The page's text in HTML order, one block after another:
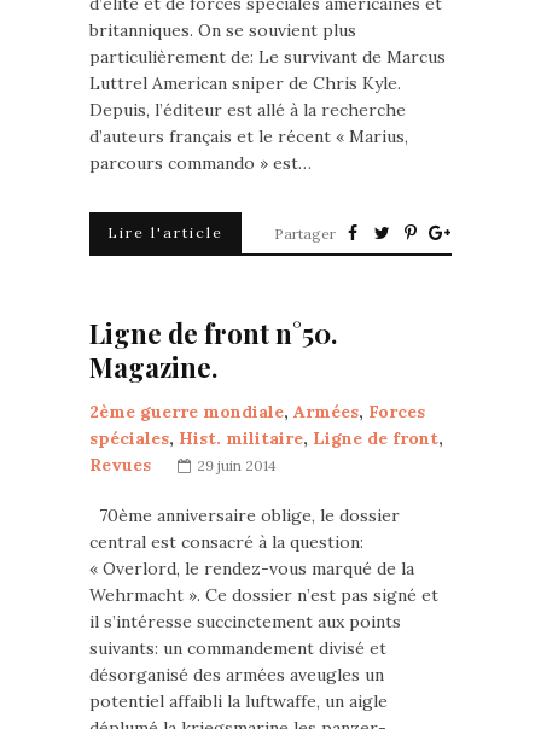
britanniques. On se souvient plus
particulièrement de: Le survivant de Marcus
Luttrel American sniper de Chris Kyle.
Depuis, l’éditeur est allé à la recherche
d’auteurs français et le récent « Marius,
parcours commando » est…
Lire l'article Partager
Ligne de front n°50.
Magazine.
2ème guerre mondiale, Armées, Forces
spéciales, Hist. militaire, Ligne de front,
Revues
29 juin 2014
70ème anniversaire oblige, le dossier
central est consacré à la question:
« Overlord, le rendez-vous marqué de la
Wehrmacht ». Ce dossier n’est pas signé et
il s’intéresse succinctement aux points
suivants: un commandement divisé et
désorganisé des armées aveugles un
potentiel affaibli la luftwaffe, un aigle